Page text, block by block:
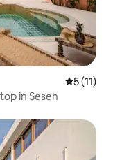
レビュー
5 (11)
in Seseh